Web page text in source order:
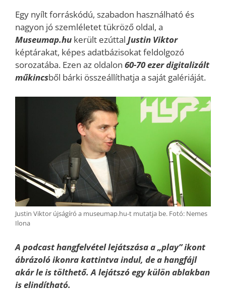
Egy nyílt forráskódú, szabadon használható és
nagyon jó szemléletet tükröző oldal, a
Museumap.hu került ezúttal Justin Viktor
képtárakat, képes adatbázisokat feldolgozó
sorozatába. Ezen az oldalon 60-70 ezer digitalizált
műkincsből bárki összeállíthatja a saját galériáját.
Justin Viktor újságíró a museumap.hu-t mutatja be. Fotó: Nemes
Ilona
A podcast hangfelvétel lejátszása a „play” ikont
ábrázoló ikonra kattintva indul, de a hangfájl
akár le is tölthető. A lejátszó egy külön ablakban
is elindítható.